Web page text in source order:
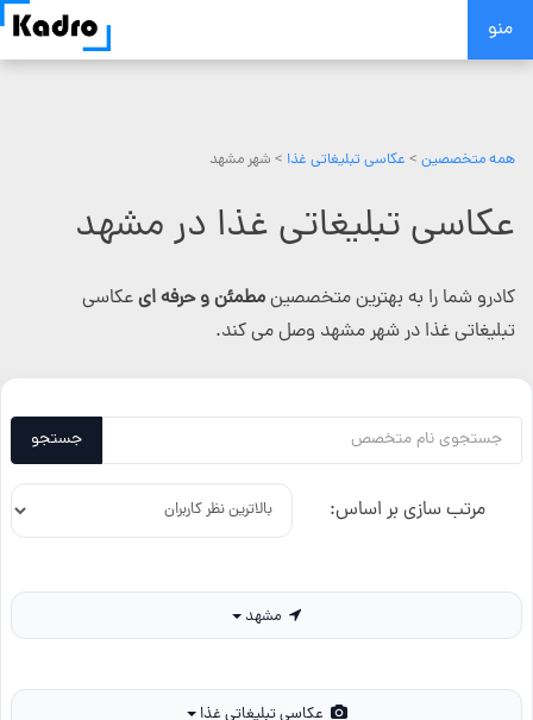
Skip
منو
همه متخصصین > عکاسی تبلیغاتی غذا > شهر مشهد
عکاسی تبلیغاتی غذا در مشهد
کادرو شما را به بهترین متخصصینمطمئن و حرفه ایعکاسی
تبلیغاتی غذا در شهر مشهد وصل می کند.
جستجو
مرتب سازی بر اساس: